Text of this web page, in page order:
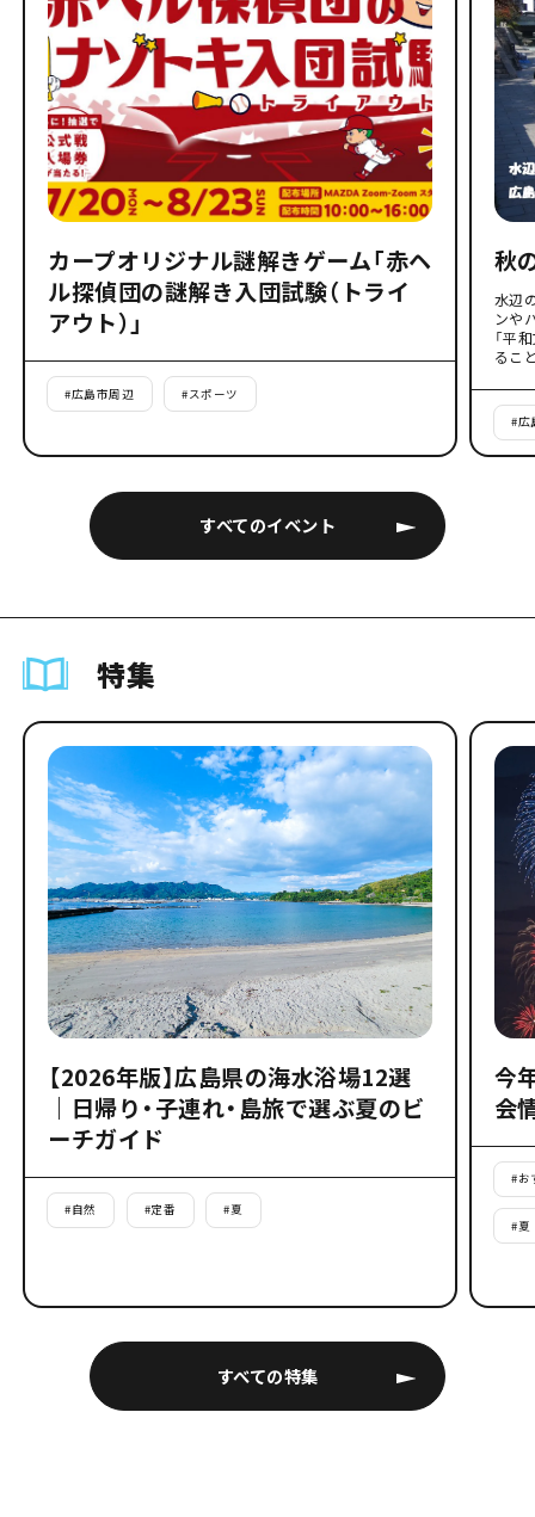
すべてのイベント
カープオリジナル謎解きゲーム「赤ヘ
ル探偵団の謎解き入団試験（トライ
アウト）」
#広島市周辺 #スポーツ
秋
水辺
ンや
「平
るこ
#広
特集
すべての特集
【2026年版】広島県の海水浴場12選
｜日帰り・子連れ・島旅で選ぶ夏のビ
ーチガイド
#自然 #定番 #夏
今
会
#お
#夏